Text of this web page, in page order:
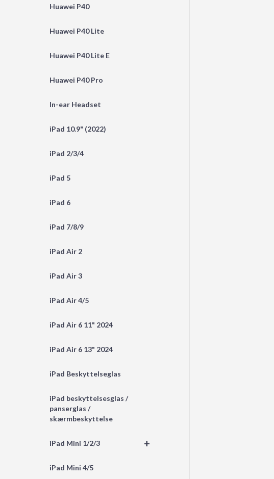
Huawei P40
Huawei P40 Lite
Huawei P40 Lite E
Huawei P40 Pro
In-ear Headset
iPad 10.9" (2022)
iPad 2/3/4
iPad 5
iPad 6
iPad 7/8/9
iPad Air 2
iPad Air 3
iPad Air 4/5
iPad Air 6 11" 2024
iPad Air 6 13" 2024
iPad Beskyttelseglas
iPad beskyttelsesglas /
panserglas /
skærmbeskyttelse
+
iPad Mini 1/2/3
iPad Mini 4/5